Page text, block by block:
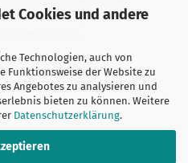
Cookies und andere
Technologien, auch von
der Website zu
Angebotes zu analysieren und
bieten zu können. Weitere
Datenschutzerklärung.
Diamond FX, Fusion